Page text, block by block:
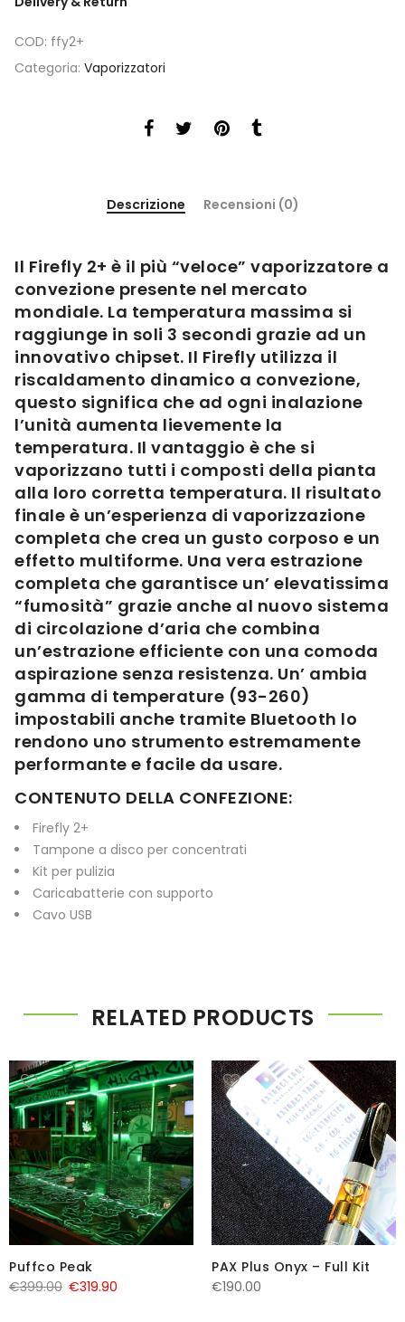
COD: ffy2+
Categoria: Vaporizzatori
Descrizione Recensioni (0)
Il Firefly 2+ è il più “veloce” vaporizzatore a
convezione presente nel mercato
mondiale. La temperatura massima si
raggiunge in soli 3 secondi grazie ad un
innovativo chipset. Il Firefly utilizza il
riscaldamento dinamico a convezione,
questo significa che ad ogni inalazione
l’unità aumenta lievemente la
temperatura. Il vantaggio è che si
vaporizzano tutti i composti della pianta
alla loro corretta temperatura. Il risultato
finale è un’esperienza di vaporizzazione
completa che crea un gusto corposo e un
effetto multiforme. Una vera estrazione
completa che garantisce un’ elevatissima
“fumosità” grazie anche al nuovo sistema
di circolazione d’aria che combina
un’estrazione efficiente con una comoda
aspirazione senza resistenza. Un’ ambia
gamma di temperature (93-260)
impostabili anche tramite Bluetooth lo
rendono uno strumento estremamente
performante e facile da usare.
CONTENUTO DELLA CONFEZIONE:
Firefly 2+
Tampone a disco per concentrati
Kit per pulizia
Caricabatterie con supporto
Cavo USB
RELATED PRODUCTS
Puffco Peak
€399.00 Il€319.90
PAX Plus Onyx – Full Kit
€190.00